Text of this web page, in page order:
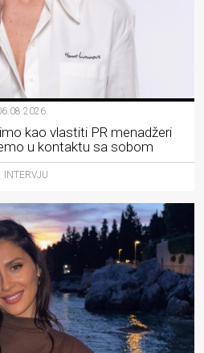
kao vlastiti PR menadžeri
u kontaktu sa sobom
INTERVJU